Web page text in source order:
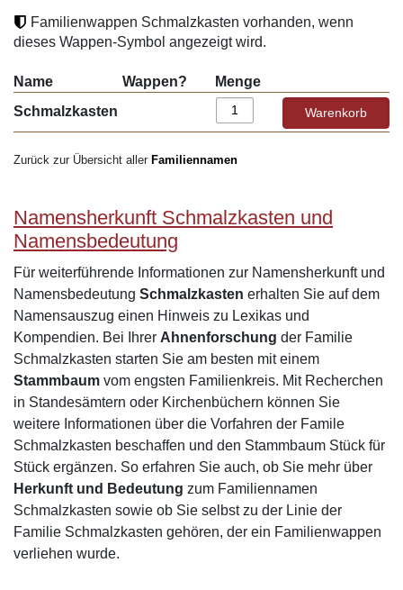
Familienwappen Schmalzkasten vorhanden, wenn
dieses Wappen-Symbol angezeigt wird.
Name Wappen?
Menge
Schmalzkasten
Zurück zur Übersicht aller Familiennamen
Namensherkunft Schmalzkasten und
Namensbedeutung
Für weiterführende Informationen zur Namensherkunft und
Namensbedeutung Schmalzkasten erhalten Sie auf dem
Namensauszug einen Hinweis zu Lexikas und
Kompendien. Bei Ihrer Ahnenforschung der Familie
Schmalzkasten starten Sie am besten mit einem
Stammbaum vom engsten Familienkreis. Mit Recherchen
in Standesämtern oder Kirchenbüchern können Sie
weitere Informationen über die Vorfahren der Famile
Schmalzkasten beschaffen und den Stammbaum Stück für
Stück ergänzen. So erfahren Sie auch, ob Sie mehr über
Herkunft und Bedeutung zum Familiennamen
Schmalzkasten sowie ob Sie selbst zu der Linie der
Familie Schmalzkasten gehören, der ein Familienwappen
verliehen wurde.